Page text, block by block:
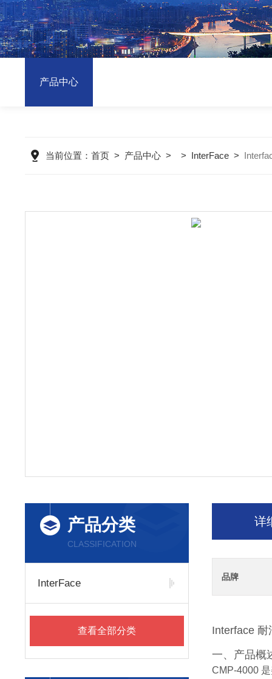
产品中心
当前位置： 首页> 产品中心> > InterFace>
产品分类
CLASSIFICATION
InterFace
查看全部分类
详
品牌
Interface
一、产品概
CMP-4000